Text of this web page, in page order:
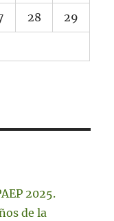
28 29
2025.
de la